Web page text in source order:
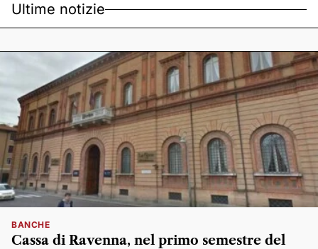
Ultime notizie
BANCHE
Cassa di Ravenna, nel primo semestre del